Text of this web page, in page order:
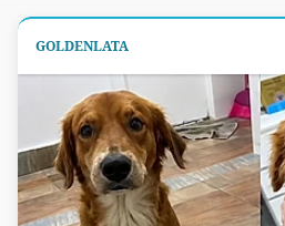
GOLDENLATA